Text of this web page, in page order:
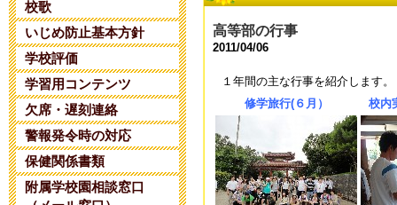
校歌
いじめ防止基本方針
学校評価
学習用コンテンツ
欠席・遅刻連絡
警報発令時の対応
保健関係書類
附属学校園相談窓口
2025年6月14日
令和８年度
2025年5月28日
令和８年度
2025年5月 1日
高等部の行事
2011/04/06
１年間の主な行事を紹介します。
修学旅行(６月）
校内